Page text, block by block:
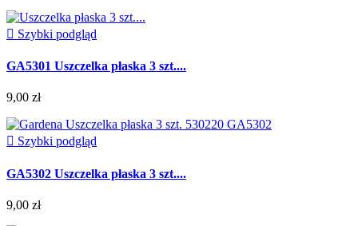
 Szybki podgląd
GA5301 Uszczelka płaska 3 szt....
9,00 zł
 Szybki podgląd
GA5302 Uszczelka płaska 3 szt....
9,00 zł